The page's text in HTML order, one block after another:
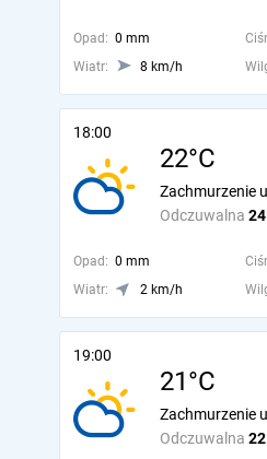
Opad: 0 mm
Wiatr:
8 km/h
18:00
22°C
Odczuwalna
Zachmurzenie
Opad: 0 mm
Wiatr:
2 km/h
19:00
21°C
Odczuwalna
Zachmurzenie